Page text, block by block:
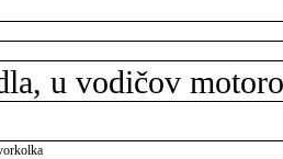
u vodičov